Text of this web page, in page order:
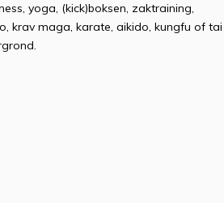
yoga, (kick)boksen, zaktraining,
krav maga, karate, aikido, kungfu of tai